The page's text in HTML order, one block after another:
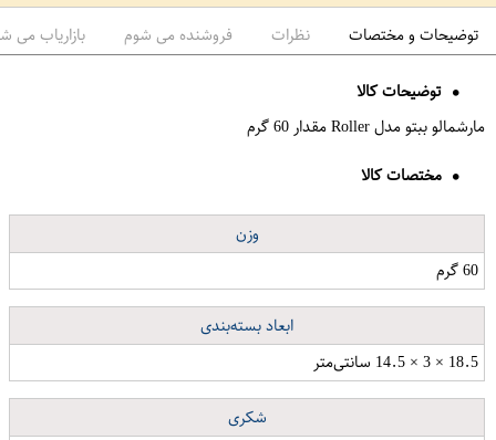
توضیحات و مختصات نظرات فروشنده می شوم بازاریاب می
توضیحات کالا
مارشمالو ببتو مدل Roller مقدار 60 گرم
مختصات کالا
وزن
60 گرم
ابعاد بسته‌بندی
18.5 × 3 × 14.5 سانتی‌متر
شکری